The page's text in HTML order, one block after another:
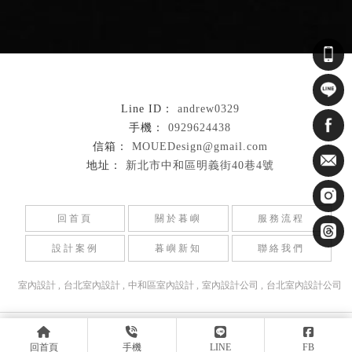
回首頁 手機 LINE FB
andrew0329
0929624438
MOUEDesign@gmail.com
新北市中和區明義街40巷4號
回首頁 關於暮嶼 服務流程
設計案例 暮嶼新知 聯絡我們
室內設計 台北室內設計 中和區室內設計 室內設計公司 台北室內設計公司
Designed by Copyright © 2026 隱私權政策 網站使用條款
累積人氣: 31696